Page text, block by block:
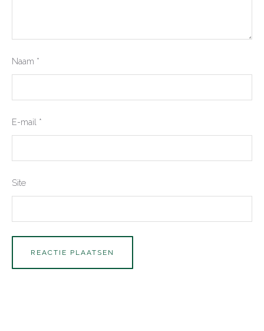
Naam *
E-mail *
Site